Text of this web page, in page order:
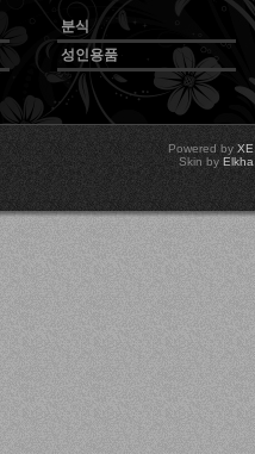
분식
성인용품
Powered by XE
Skin by Elkha